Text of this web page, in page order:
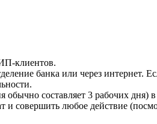
клиентов.
банка или через интернет.
составляет 3 рабочих дня)
и совершить любое действие